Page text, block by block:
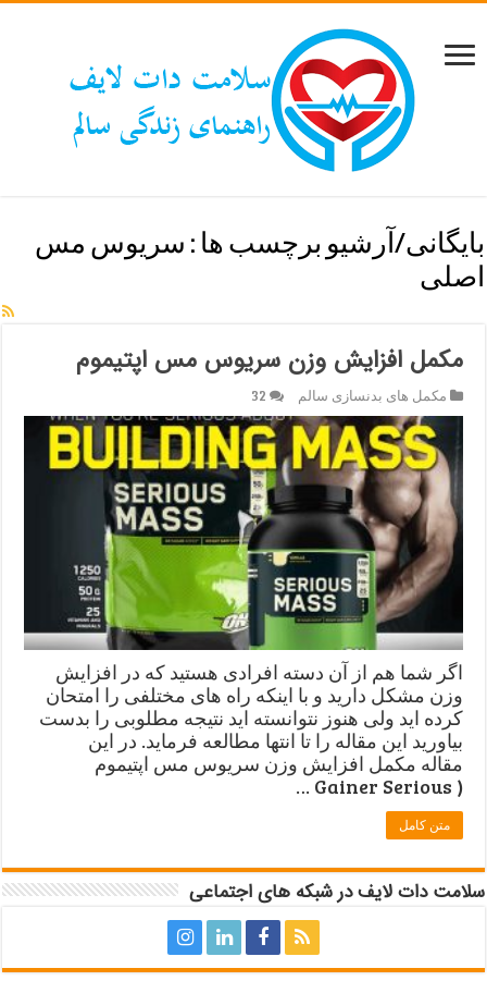
بایگانی/آرشیو برچسب ها : سریوس مس
اصلی
مکمل افزایش وزن سریوس مس اپتیموم
مکمل های بدنسازی سالم 32
اگر شما هم از آن دسته افرادی هستید که در افزایش
وزن مشکل دارید و با اینکه راه های مختلفی را امتحان
کرده اید ولی هنوز نتوانسته اید نتیجه مطلوبی را بدست
بیاورید این مقاله را تا انتها مطالعه فرماید. در این
مقاله مکمل افزایش وزن سریوس مس اپتیموم
( Gainer Serious …
متن کامل
سلامت دات لایف در شبکه های اجتماعی